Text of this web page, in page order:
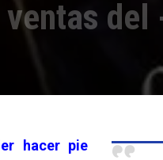
del
hacer pie